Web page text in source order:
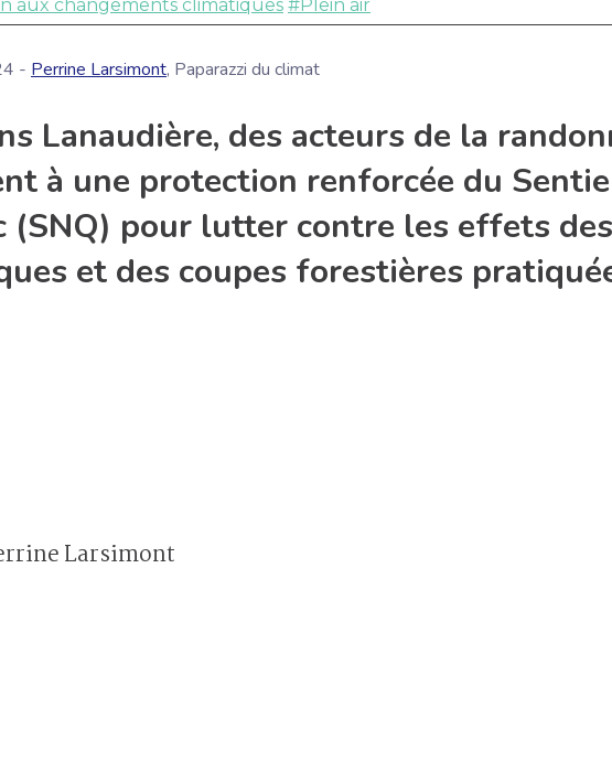
aux changements climatiques #Plein air
- Perrine Larsimont, Paparazzi du climat
Lanaudière, des acteurs de la
à une protection renforcée du
(SNQ) pour lutter contre les effets
et des coupes forestières
Larsimont